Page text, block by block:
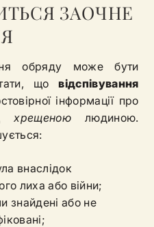
ЗАОЧНЕ
обряду може бути
щовідспівування
інформації про
хрещеноюлюдиною.
внаслідок
лиха або війни;
знайдені або не